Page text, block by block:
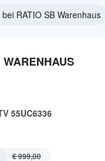
bei RATIO SB Warenhaus
55UC6336
€ 999,00